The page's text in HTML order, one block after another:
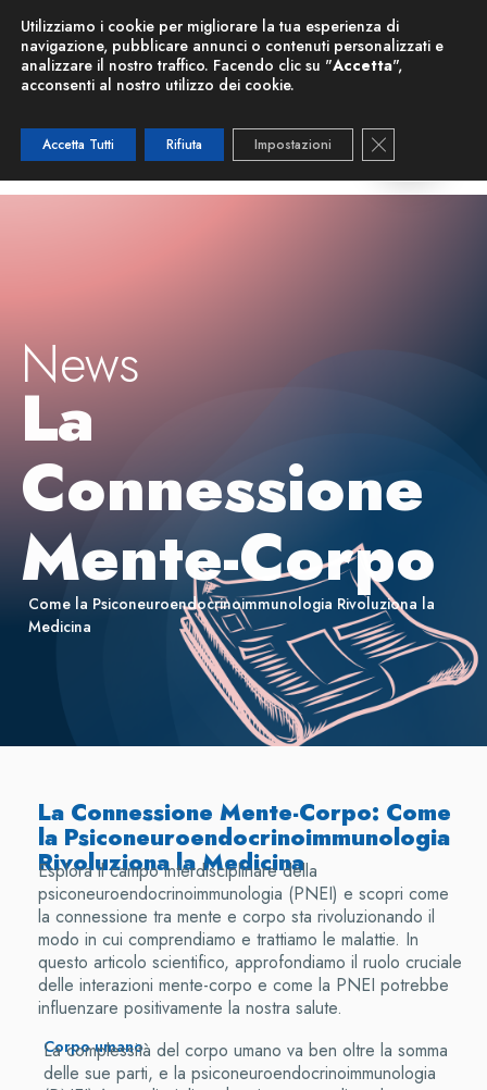
Nuova Risonanza Magnetica
News
La
Connessione
Mente-Corpo
Come la Psiconeuroendocrinoimmunologia Rivoluziona la
Medicina
La Connessione Mente-Corpo: Come
la Psiconeuroendocrinoimmunologia
Rivoluziona la Medicina
Esplora il campo interdisciplinare della
psiconeuroendocrinoimmunologia (PNEI) e scopri come
la connessione tra mente e corpo sta rivoluzionando il
modo in cui comprendiamo e trattiamo le malattie. In
questo articolo scientifico, approfondiamo il ruolo cruciale
delle interazioni mente-corpo e come la PNEI potrebbe
influenzare positivamente la nostra salute.
Corpo umano
La complessità del corpo umano va ben oltre la somma
delle sue parti, e la psiconeuroendocrinoimmunologia
Utilizziamo i cookie per migliorare la tua esperienza di
navigazione, pubblicare annunci o contenuti personalizzati e
analizzare il nostro traffico. Facendo clic su "Accetta",
acconsenti al nostro utilizzo dei cookie.
Accetta Tutti Rifiuta Impostazioni Close GDPR